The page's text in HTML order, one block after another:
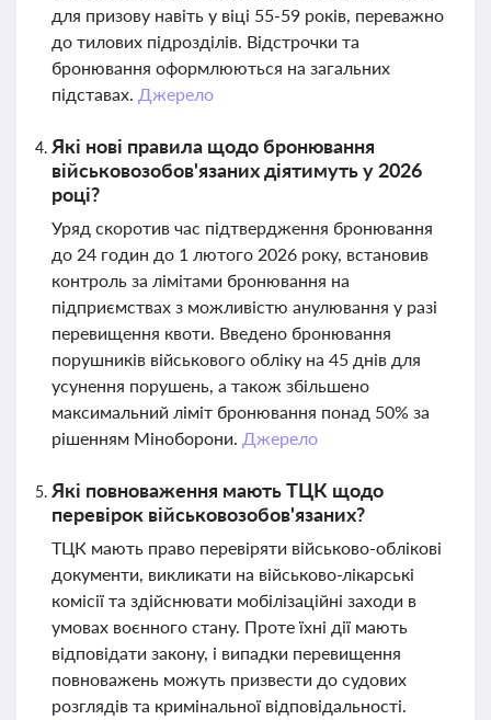
для призову навіть у віці 55-59 років, переважно
до тилових підрозділів. Відстрочки та
бронювання оформлюються на загальних
підставах. Джерело
Які нові правила щодо бронювання
військовозобов'язаних діятимуть у 2026
році?
Уряд скоротив час підтвердження бронювання
до 24 годин до 1 лютого 2026 року, встановив
контроль за лімітами бронювання на
підприємствах з можливістю анулювання у разі
перевищення квоти. Введено бронювання
порушників військового обліку на 45 днів для
усунення порушень, а також збільшено
максимальний ліміт бронювання понад 50% за
рішенням Міноборони. Джерело
Які повноваження мають ТЦК щодо
перевірок військовозобов'язаних?
ТЦК мають право перевіряти військово-облікові
документи, викликати на військово-лікарські
комісії та здійснювати мобілізаційні заходи в
умовах воєнного стану. Проте їхні дії мають
відповідати закону, і випадки перевищення
повноважень можуть призвести до судових
розглядів та кримінальної відповідальності.